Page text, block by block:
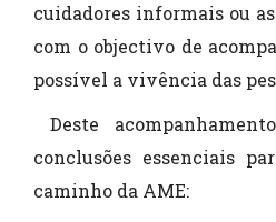
cuidadores informais ou
com o objectivo de
possível a vivência das
Deste
conclusões essenciais
caminho da AME: